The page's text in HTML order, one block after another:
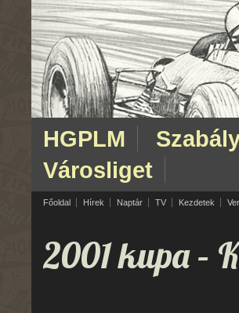
HGPLM
Városliget
Főoldal Hírek Naptár TV Kezdetek
2001 kupa–